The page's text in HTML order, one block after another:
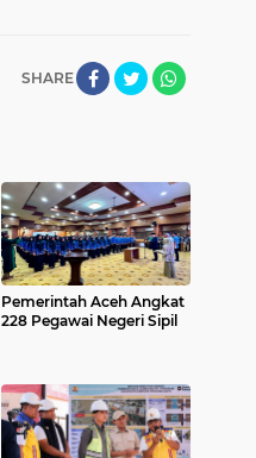
SHARE
Pemerintah Aceh Angkat
228 Pegawai Negeri Sipil